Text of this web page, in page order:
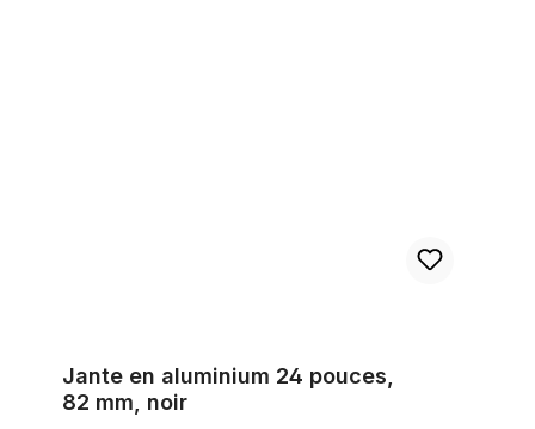
Jante en aluminium 24 pouces,
82 mm, noir